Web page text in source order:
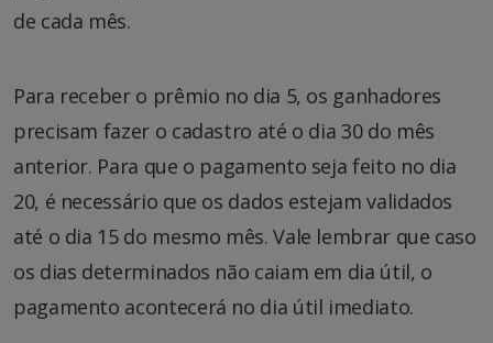
de cada mês.
Para receber o prêmio no dia 5, os ganhadores
precisam fazer o cadastro até o dia 30 do mês
anterior. Para que o pagamento seja feito no dia
20, é necessário que os dados estejam validados
até o dia 15 do mesmo mês. Vale lembrar que caso
os dias determinados não caiam em dia útil, o
pagamento acontecerá no dia útil imediato.